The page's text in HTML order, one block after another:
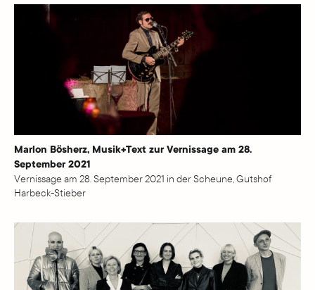
Marlon Bösherz, Musik+Text zur Vernissage am 28.
September 2021
Vernissage am 28. September 2021 in der Scheune, Gutshof
Harbeck-Stieber